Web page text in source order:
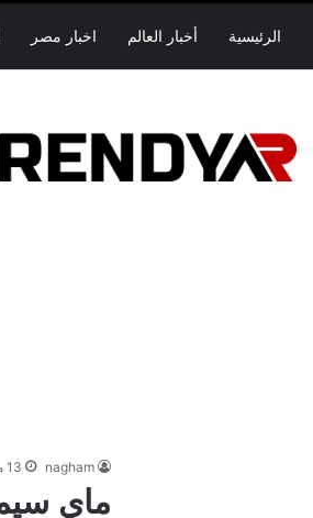
الرئيسية أخبار العالم اخبار مصر
nagham 13 مارس، 2025